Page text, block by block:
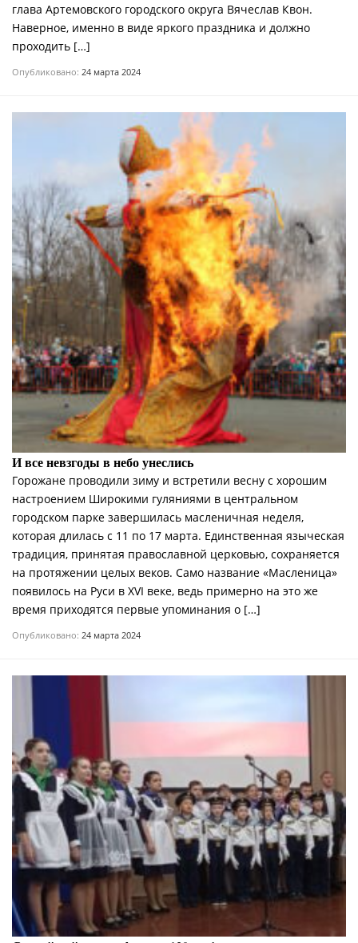
глава Артемовского городского округа Вячеслав Квон.
Наверное, именно в виде яркого праздника и должно
проходить […]
Опубликовано: 24 марта 2024
И все невзгоды в небо унеслись
Горожане проводили зиму и встретили весну с хорошим
настроением Широкими гуляниями в центральном
городском парке завершилась масленичная неделя,
которая длилась с 11 по 17 марта. Единственная языческая
традиция, принятая православной церковью, сохраняется
на протяжении целых веков. Само название «Масленица»
появилось на Руси в XVI веке, ведь примерно на это же
время приходятся первые упоминания о […]
Опубликовано: 24 марта 2024